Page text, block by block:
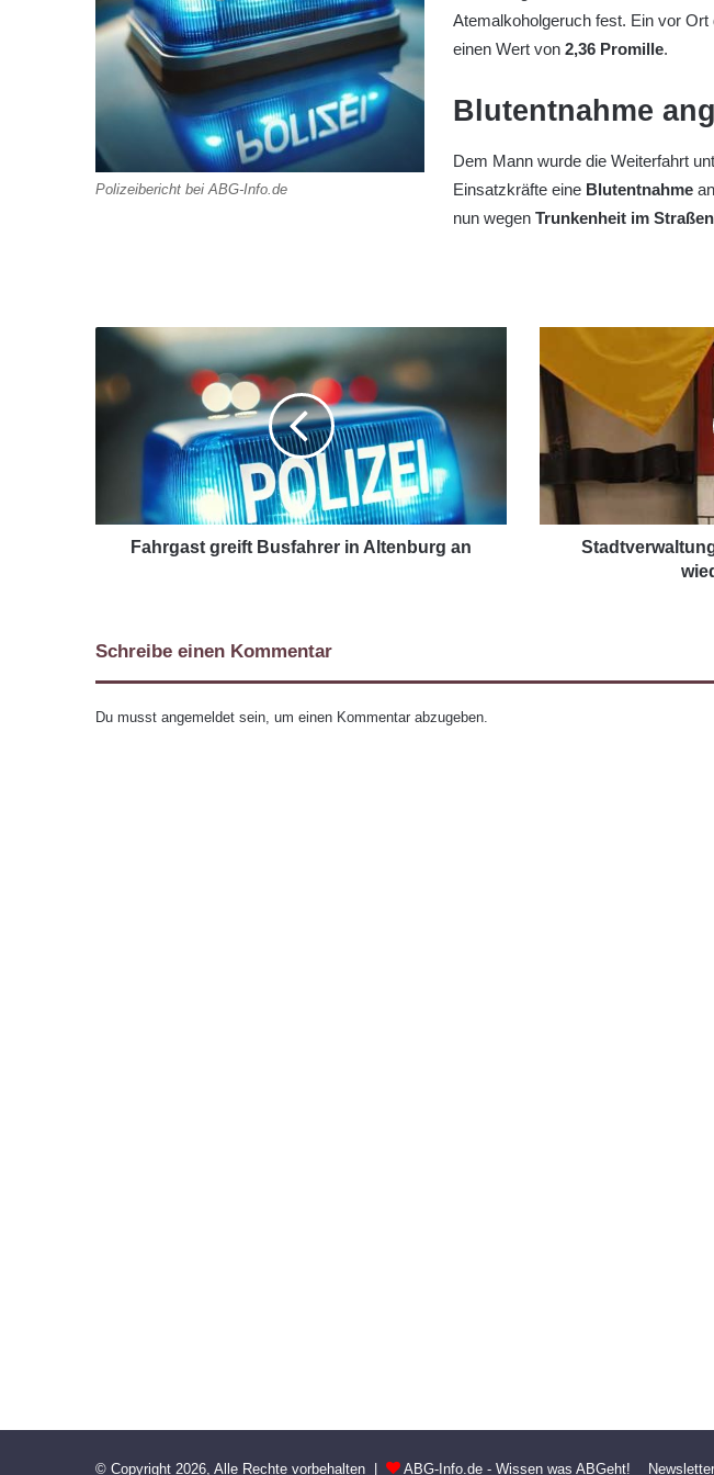
Polizeibericht bei ABG-Info.de
Atemalkoholgeruch fest. Ein vor
einen Wert von2,36 Promille.
Blutentnahme
Dem Mann wurde die Weiterfahrt
Einsatzkräfte eine Blutentnahme
nun wegenTrunkenheit im
Fahrgast greift Busfahrer in Altenburg an
Schreibe einen Kommentar
Du musst angemeldet sein, um einen Kommentar abzugeben.
© Copyright 2026, Alle Rechte vorbehalten | ABG-Info.de - Wissen was ABGeht! Newsletter